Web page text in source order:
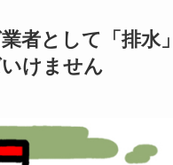
者として「排水
けません